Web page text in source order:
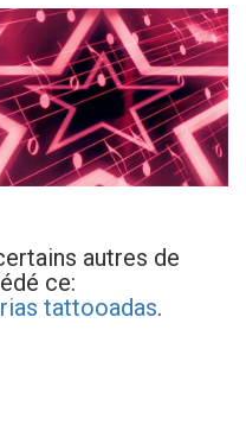
autres de
ce:
tattooadas.